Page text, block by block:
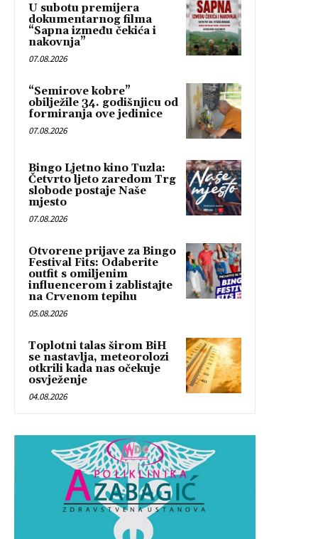
U subotu premijera
dokumentarnog filma
“Sapna između čekića i
nakovnja”
07.08.2026
“Semirove kobre”
obilježile 34. godišnjicu od
formiranja ove jedinice
07.08.2026
Bingo Ljetno kino Tuzla:
Četvrto ljeto zaredom Trg
slobode postaje Naše
mjesto
07.08.2026
Otvorene prijave za Bingo
Festival Fits: Odaberite
outfit s omiljenim
influencerom i zablistajte
na Crvenom tepihu
05.08.2026
Toplotni talas širom BiH
se nastavlja, meteorolozi
otkrili kada nas očekuje
osvježenje
04.08.2026